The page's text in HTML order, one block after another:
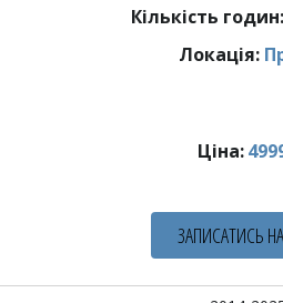
Кількість годин:
Локація:
Ціна:
ЗАПИСАТИСЬ